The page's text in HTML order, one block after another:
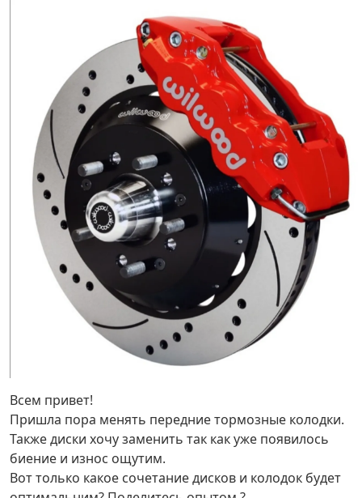
Всем привет!
Пришла пора менять передние тормозные колодки.
Также диски хочу заменить так как уже появилось
биение и износ ощутим.
Вот только какое сочетание дисков и колодок будет